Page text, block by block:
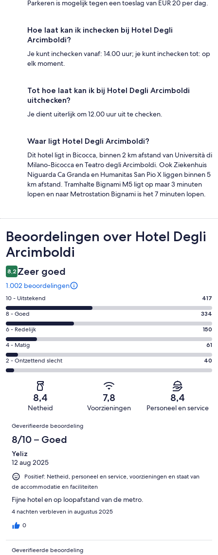
Parkeren is mogelijk tegen een toeslag van EUR 20 per dag.
Hoe laat kan ik inchecken bij Hotel Degli
Arcimboldi?
Je kunt inchecken vanaf: 14.00 uur; je kunt inchecken tot: op
elk moment.
Tot hoe laat kan ik bij Hotel Degli Arcimboldi
uitchecken?
Je dient uiterlijk om 12.00 uur uit te checken.
Waar ligt Hotel Degli Arcimboldi?
Dit hotel ligt in Bicocca, binnen 2 km afstand van Università di
Milano-Bicocca en Teatro degli Arcimboldi. Ook Ziekenhuis
Niguarda Ca Granda en Humanitas San Pio X liggen binnen 5
km afstand. Tramhalte Bignami M5 ligt op maar 3 minuten
lopen en naar Metrostation Bignami is het 7 minuten lopen.
Beoordelingen
Beoordelingen over Hotel Degli
Arcimboldi
8,2 Zeer goed
1.002 beoordelingen
Gastenscore:
10
-
Uitstekend.
417
van
1002
beoordelingen
10 - Uitstekend 417
Gastenscore:
8
-
Goed.
334
van
beoordelingen
8 - Goed 334
Gastenscore:
6
-
Redelijk.
150
beoordelingen
6 - Redelijk 150
Gastenscore:
4
-
4 - Matig 61
Gastenscore:
2
Ontzettend
van
beoordelingen
2 - Ontzettend slecht 40
8,4
Netheid
7,8
Voorzieningen
8,4
Personeel en service
Beoordelingen
Geverifieerde beoordeling
8/10 – Goed
Yeliz
12 aug 2025
Positief: Netheid, personeel en service, voorzieningen en staat van
de accommodatie en faciliteiten
Fijne hotel en op loopafstand van de metro.
4 nachten verbleven in augustus 2025
0
Geverifieerde beoordeling